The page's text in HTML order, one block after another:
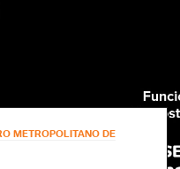
METROPOLITANO DE